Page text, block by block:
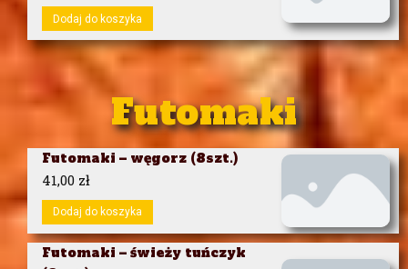
Dodaj do koszyka
Futomaki
Futomaki – węgorz (8szt.)
41,00 zł
Dodaj do koszyka
Futomaki – świeży tuńczyk